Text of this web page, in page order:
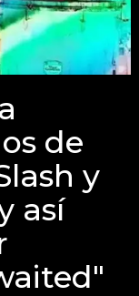
de
y
así